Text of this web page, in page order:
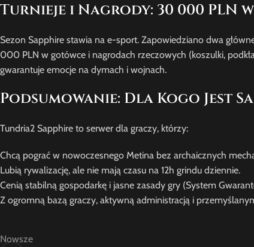
Turnieje i Nagrody: 30 000 PLN
Sezon Sapphire stawia na e-sport. Zapowiedziano dwa
000 PLN w gotówce i nagrodach rzeczowych (koszulki,
gwarantuje emocje na dymach i wojnach.
Podsumowanie: Dla Kogo Jest
Tundria2 Sapphire to serwer dla graczy, którzy:
Chcą pograć w nowoczesnego Metina bez archaicznych
Lubią rywalizację, ale nie mają czasu na 12h grindu dziennie.
Cenią stabilną gospodarkę i jasne zasady gry (System
Z ogromną bazą graczy, aktywną administracją i
Nowsze